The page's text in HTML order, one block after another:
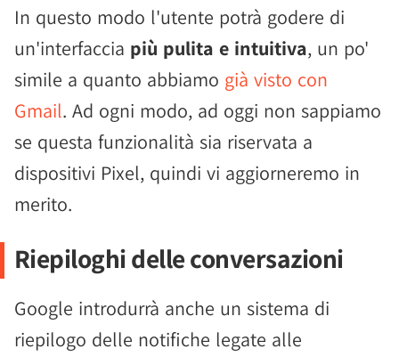
In questo modo l'utente potrà godere di
un'interfaccia più pulita e intuitiva, un po'
simile a quanto abbiamo già visto con
Gmail. Ad ogni modo, ad oggi non sappiamo
se questa funzionalità sia riservata a
dispositivi Pixel, quindi vi aggiorneremo in
merito.
Riepiloghi delle conversazioni
Google introdurrà anche un sistema di
riepilogo delle notifiche legate alle